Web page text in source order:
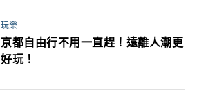
玩樂
京都自由行不用一直趕！遠離人潮更
好玩！